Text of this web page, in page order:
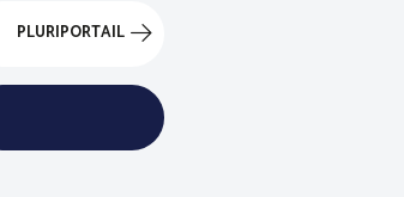
PLURIPORTAIL